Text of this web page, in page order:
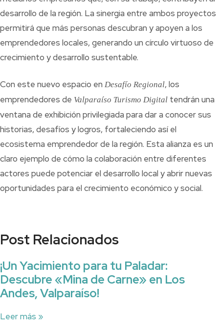
desarrollo de la región. La sinergia entre ambos proyectos
permitirá que más personas descubran y apoyen a los
emprendedores locales, generando un círculo virtuoso de
crecimiento y desarrollo sustentable.
Con este nuevo espacio en Desafío Regional, los
emprendedores de Valparaíso Turismo Digital tendrán una
ventana de exhibición privilegiada para dar a conocer sus
historias, desafíos y logros, fortaleciendo así el
ecosistema emprendedor de la región. Esta alianza es un
claro ejemplo de cómo la colaboración entre diferentes
actores puede potenciar el desarrollo local y abrir nuevas
oportunidades para el crecimiento económico y social.
Post Relacionados
¡Un Yacimiento para tu Paladar:
Descubre «Mina de Carne» en Los
Andes, Valparaíso!
Leer más »